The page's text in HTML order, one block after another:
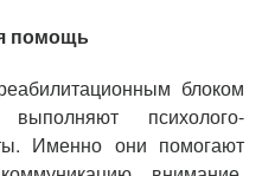
помощь
блоком
психолого-
Именно они помогают